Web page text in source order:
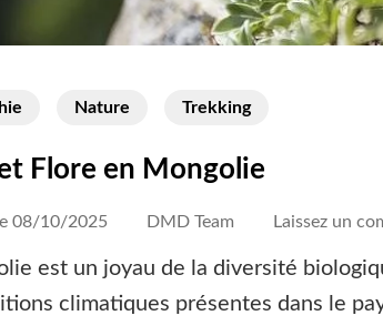
Nature Trekking
Flore en Mongolie
08/10/2025 DMD Team Laissez un
est un joyau de la diversité
climatiques présentes dans le